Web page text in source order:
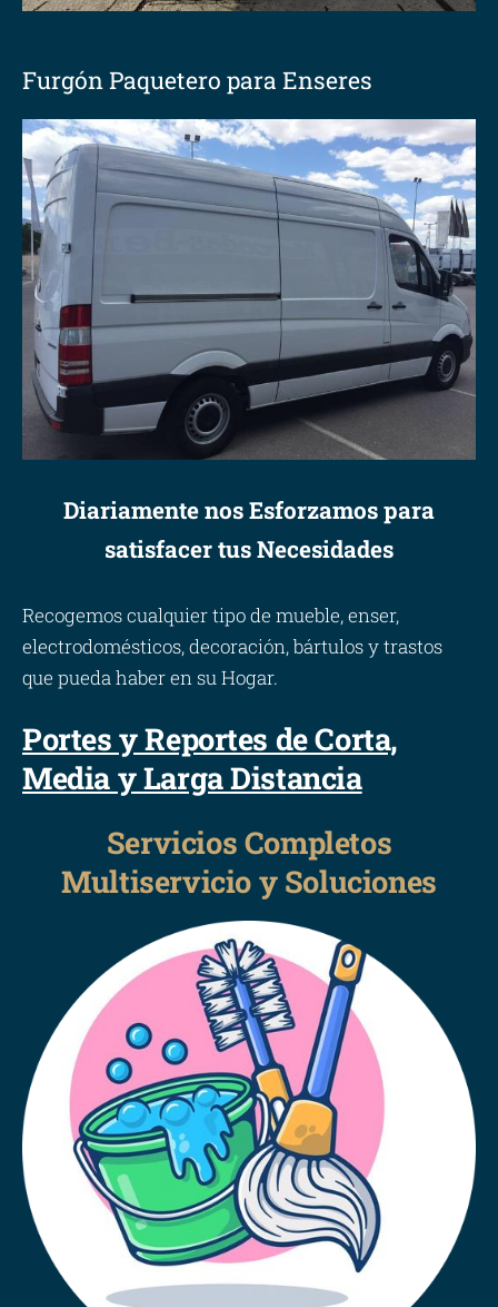
Furgón Paquetero para Enseres
Diariamente nos Esforzamos para
satisfacer tus Necesidades
Recogemos cualquier tipo de mueble, enser,
electrodomésticos, decoración, bártulos y trastos
que pueda haber en su Hogar.
Portes y Reportes de Corta,
Media y Larga Distancia
Servicios Completos
Multiservicio y Soluciones